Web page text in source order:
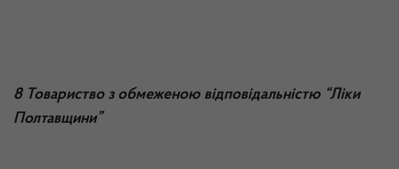
8 Товариство з обмеженою відповідальністю “Ліки
Полтавщини”